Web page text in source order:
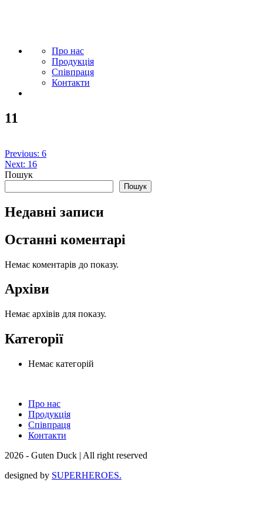
Про нас
Продукція
Співпраця
Контакти
11
Навігація
записів
Previous: 6
Next: 16
Пошук
Пошук
Недавні записи
Останні коментарі
Немає коментарів до показу.
Архіви
Немає архівів для показу.
Категорії
Немає категорій
Про нас
Продукція
Співпраця
Контакти
2026 - Guten Duck | All right reserved
designed by SUPERHEROES.